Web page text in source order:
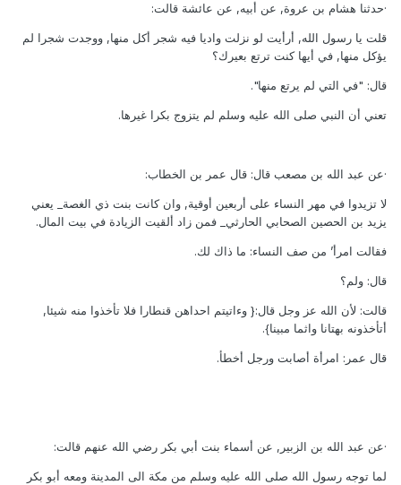
·حدثنا هشام بن عروة, عن أبيه, عن عائشة قالت:
قلت يا رسول الله, أرأيت لو نزلت واديا فيه شجر أكل منها, ووجدت شجرا لم
يؤكل منها, في أيها كنت ترتع بعيرك؟
قال: "في التي لم يرتع منها".
تعني أن النبي صلى الله عليه وسلم لم يتزوج بكرا غيرها.
·عن عبد الله بن مصعب قال: قال عمر بن الخطاب:
لا تزيدوا في مهر النساء على أربعين أوقية, وان كانت بنت ذي الغصة_ يعني
يزيد بن الحصين الصحابي الحارثي_ فمن زاد ألقيت الزيادة في بيت المال.
فقالت امرأ’ من صف النساء: ما ذاك لك.
قال: ولم؟
قالت: لأن الله عز وجل قال:{ وءاتيتم احداهن قنطارا فلا تأخذوا منه شيئا,
أتأخذونه بهتانا واثما مبينا}.
قال عمر: امرأة أصابت ورجل أخطأ.
·عن عبد الله بن الزبير, عن أسماء بنت أبي بكر رضي الله عنهم قالت:
لما توجه رسول الله صلى الله عليه وسلم من مكة الى المدينة ومعه أبو بكر